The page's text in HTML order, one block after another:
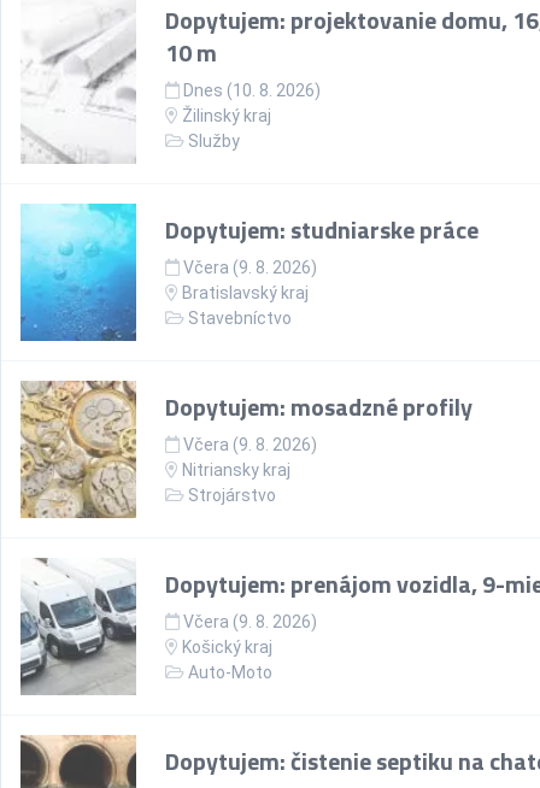
Dopytujem: projektovanie domu,
10 m
Dnes (10. 8. 2026)
Žilinský kraj
Služby
Dopytujem: studniarske práce
Včera (9. 8. 2026)
Bratislavský kraj
Stavebníctvo
Dopytujem: mosadzné profily
Včera (9. 8. 2026)
Nitriansky kraj
Strojárstvo
Dopytujem: prenájom vozidla, 9-
Včera (9. 8. 2026)
Košický kraj
Auto-Moto
Dopytujem: čistenie septiku na